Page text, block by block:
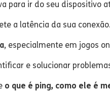
para ir do seu dispositivo
a latência da sua conexão.
, especialmente em jogos
e solucionar
o que é ping, como ele é